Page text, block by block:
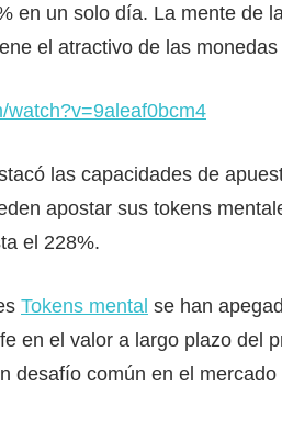
en un solo día. La mente de
el atractivo de las
watch?v=9aleaf0bcm4
las capacidades de
apostar sus tokens
el 228%.
Tokens mental se han
en el valor a largo plazo del
desafío común en el